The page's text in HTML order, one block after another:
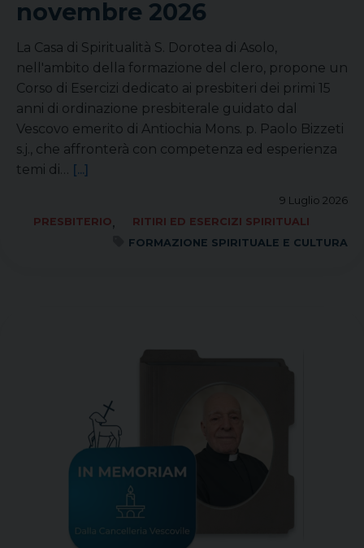
novembre 2026
La Casa di Spiritualità S. Dorotea di Asolo,
nell'ambito della formazione del clero, propone un
Corso di Esercizi dedicato ai presbiteri dei primi 15
anni di ordinazione presbiterale guidato dal
Vescovo emerito di Antiochia Mons. p. Paolo Bizzeti
s.j., che affronterà con competenza ed esperienza
temi di… [...]
9 Luglio 2026
PRESBITERIO,
RITIRI ED ESERCIZI SPIRITUALI
FORMAZIONE SPIRITUALE E CULTURA